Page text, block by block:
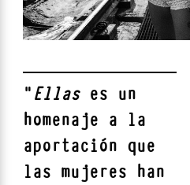
"Ellases un
homenaje a la
aportación que
las mujeres han